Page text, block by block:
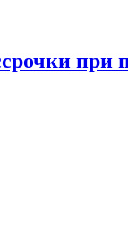
при